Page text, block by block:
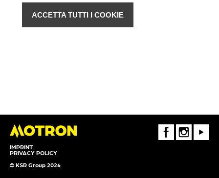
IMPRINT
PRIVACY POLICY
© KSR Group 2026
FaceBookInstagramYoutube
ACCETTA TUTTI I COOKIE